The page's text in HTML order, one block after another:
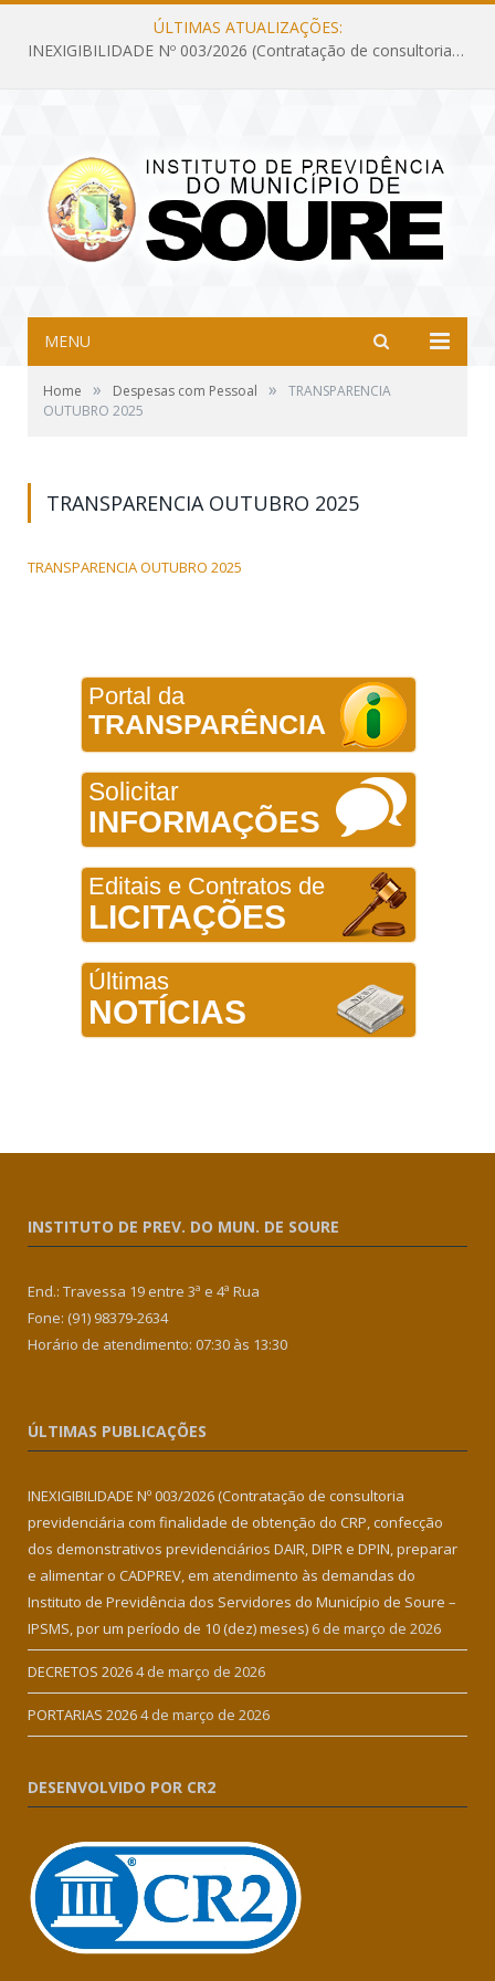
ÚLTIMAS ATUALIZAÇÕES:
INEXIGIBILIDADE Nº 003/2026 (Contratação de consultoria previdenciária com finalidade de obtenção do CRP, confecção dos demonstrativos previdenciários DAIR, DIPR e DPIN, preparar e alimentar o CADPREV, em atendimento às demandas do Instituto de Previdência dos Servidores do Município de Soure – IPSMS, por um período de 10 (dez) meses)
MENU
Home » Despesas com Pessoal »
TRANSPARENCIA
OUTUBRO 2025
TRANSPARENCIA OUTUBRO 2025
TRANSPARENCIA OUTUBRO 2025
Portal da
TRANSPARÊNCIA
Solicitar
INFORMAÇÕES
Editais e Contratos de
LICITAÇÕES
Últimas
NOTÍCIAS
INSTITUTO DE PREV. DO MUN. DE SOURE
End.: Travessa 19 entre 3ª e 4ª Rua
Fone: (91) 98379-2634
Horário de atendimento: 07:30 às 13:30
ÚLTIMAS PUBLICAÇÕES
INEXIGIBILIDADE Nº 003/2026 (Contratação de consultoria
previdenciária com finalidade de obtenção do CRP, confecção
dos demonstrativos previdenciários DAIR, DIPR e DPIN, preparar
e alimentar o CADPREV, em atendimento às demandas do
Instituto de Previdência dos Servidores do Município de Soure –
IPSMS, por um período de 10 (dez) meses) 6 de março de 2026
DECRETOS 20264 de março de 2026
PORTARIAS 20264 de março de 2026
DESENVOLVIDO POR CR2